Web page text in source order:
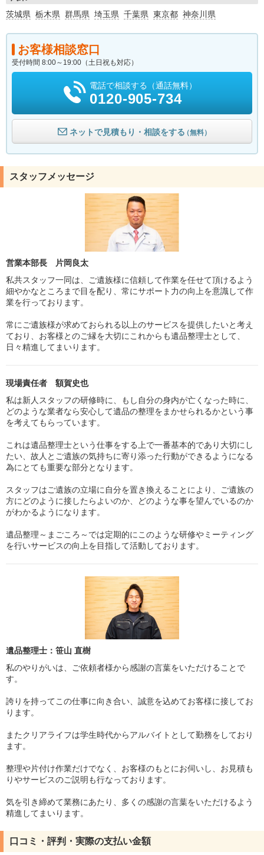
茨城県 栃木県 群馬県 埼玉県 千葉県 東京都 神奈川県
お客様相談窓口
受付時間 8:00～19:00（土日祝も対応）
電話で相談する（通話無料）
0120-905-734
ネットで見積もり・相談をする（無料）
スタッフメッセージ
営業本部長 片岡良太
私共スタッフ一同は、ご遺族様に信頼して作業を任せて頂けるよう
細やかなところまで目を配り、常にサポート力の向上を意識して作
業を行っております。
常にご遺族様が求めておられる以上のサービスを提供したいと考え
ており、お客様とのご縁を大切にこれからも遺品整理士として、
日々精進してまいります。
現場責任者 額賀史也
私は新人スタッフの研修時に、もし自分の身内が亡くなった時に、
どのような業者なら安心して遺品の整理をまかせられるかという事
を考えてもらっています。
これは遺品整理士という仕事をする上で一番基本的であり大切にし
たい、故人とご遺族の気持ちに寄り添った行動ができるようになる
為にとても重要な部分となります。
スタッフはご遺族の立場に自分を置き換えることにより、ご遺族の
方にどのように接したらよいのか、どのような事を望んでいるのか
がわかるようになります。
遺品整理～まごころ～では定期的にこのような研修やミーティング
を行いサービスの向上を目指して活動しております。
遺品整理士：笹山 直樹
私のやりがいは、ご依頼者様から感謝の言葉をいただけることで
す。
誇りを持ってこの仕事に向き合い、誠意を込めてお客様に接してお
ります。
またクリアライフは学生時代からアルバイトとして勤務をしており
ます。
整理や片付け作業だけでなく、お客様のもとにお伺いし、お見積も
りやサービスのご説明も行なっております。
気を引き締めて業務にあたり、多くの感謝の言葉をいただけるよう
精進してまいります。
口コミ・評判・実際の支払い金額